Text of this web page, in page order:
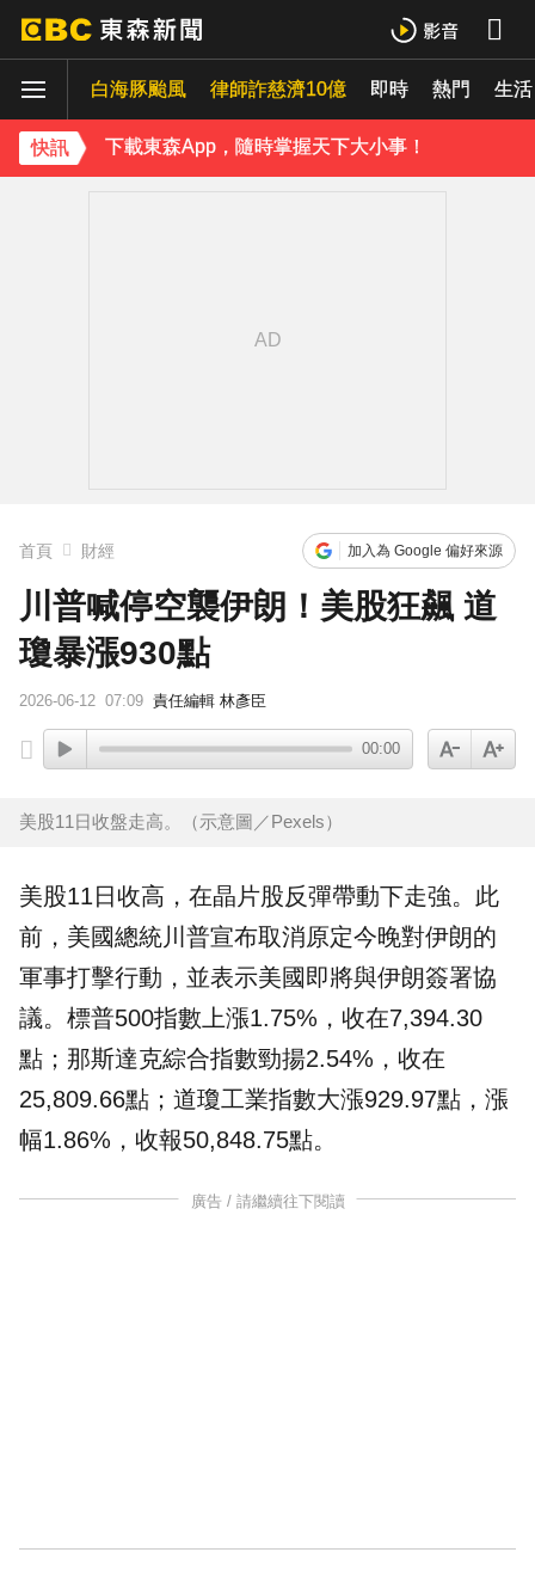
白海豚颱風 律師詐慈濟10億 即時 熱門 生活
快訊
吳東諺結婚10年超寵妻！「主動帶娃」羨煞人妻女星 她認了：心很酸
下載東森App，隨時掌握天下大小事！
首頁 財經 加入為 Google 偏好來源
川普喊停空襲伊朗！美股狂飆 道
瓊暴漲930點
2026-06-12 07:09 責任編輯 林彥臣
00:00
美股11日收盤走高。（示意圖／Pexels）
美股11日收高，在晶片股反彈帶動下走強。此
前，美國總統川普宣布取消原定今晚對伊朗的
軍事打擊行動，並表示美國即將與伊朗簽署協
議。 標普500指數上漲1.75%，收在7,394.30
點； 那斯達克綜合指數勁揚2.54%，收在
25,809.66點； 道瓊工業指數大漲929.97點，漲
幅1.86%，收報50,848.75點。
廣告 / 請繼續往下閱讀